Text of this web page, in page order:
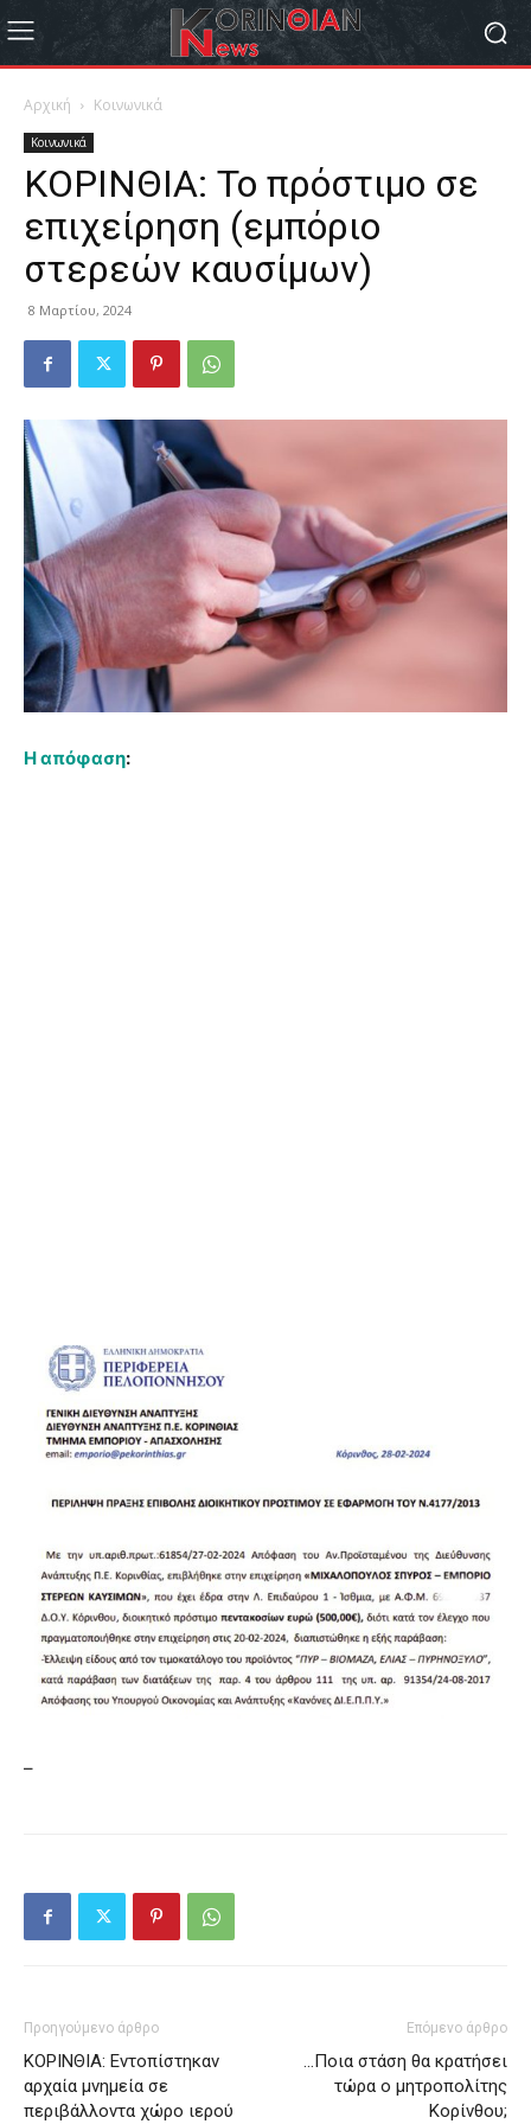
Αρχική Κοινωνικά
Κοινωνικά
ΚΟΡΙΝΘΙΑ: Το πρόστιμο σε
επιχείρηση (εμπόριο
στερεών καυσίμων)
8 Μαρτίου, 2024
Η απόφαση:
–
Προηγούμενο άρθρο
ΚΟΡΙΝΘΙΑ: Εντοπίστηκαν
αρχαία μνημεία σε
περιβάλλοντα χώρο ιερού
Επόμενο άρθρο
…Ποια στάση θα κρατήσει
τώρα ο μητροπολίτης
Κορίνθου;